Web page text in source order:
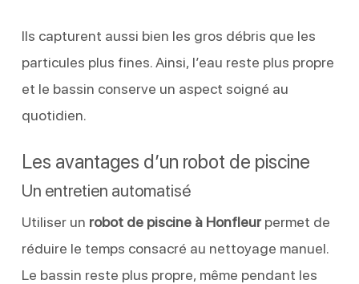
Ils capturent aussi bien les gros débris que les
particules plus fines. Ainsi, l’eau reste plus propre
et le bassin conserve un aspect soigné au
quotidien.
Les avantages d’un robot de piscine
Un entretien automatisé
Utiliser un robot de piscine à Honfleurpermet de
réduire le temps consacré au nettoyage manuel.
Le bassin reste plus propre, même pendant les